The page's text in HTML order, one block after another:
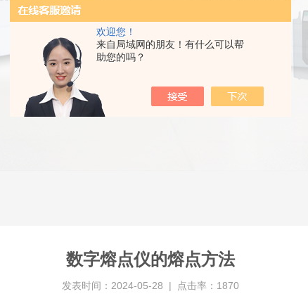
欢迎您！
来自局域网的朋友！有什么可以帮
助您的吗？
数字熔点仪的熔点方法
发表时间：2024-05-28 | 点击率：1870